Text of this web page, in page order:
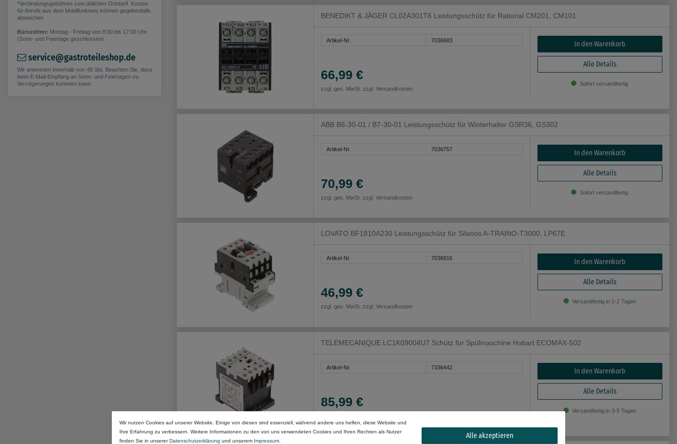
*Verbindungsgebühren zum üblichen Ortstarif. Kosten
für Anrufe aus dem Mobilfunknetz können gegebenfalls.
abweichen.
Bürozeiten: Montag - Freitag von 8:00 bis 17:00 Uhr
(Sonn- und Feiertage geschlossen)
service@gastroteileshop.de
Wir antworten innerhalb von 48 Std. Beachten Sie, dass
beim E-Mail-Empfang an Sonn- und Feiertagen zu
Verzögerungen kommen kann.
BENEDIKT & JÄGER CL02A301T6 Leistungsschütz für Rational CM201, CM101
Artikel-Nr. 7036683
66,99 €
zzgl. ges. MwSt. zzgl. Versandkosten
In den Warenkorb
Alle Details
Sofort versandfertig
ABB B6-30-01 / B7-30-01 Leistungsschütz für Winterhalter GSR36, GS302
Artikel-Nr. 7036757
70,99 €
zzgl. ges. MwSt. zzgl. Versandkosten
In den Warenkorb
Alle Details
Sofort versandfertig
LOVATO BF1810A230 Leistungsschütz für Silanos A-TRAINO-T3000, LP67E
Artikel-Nr. 7036816
46,99 €
zzgl. ges. MwSt. zzgl. Versandkosten
In den Warenkorb
Alle Details
Versandfertig in 1-2 Tagen
TELEMECANIQUE LC1K09004U7 Schütz für Spülmaschine Hobart ECOMAX-502
Artikel-Nr. 7336442
85,99 €
In den Warenkorb
Alle Details
Versandfertig in 3-5 Tagen
Wir nutzen Cookies auf unserer Website. Einige von diesen sind essenziell, während andere uns helfen, diese Website und
Ihre Erfahrung zu verbessern. Weitere Informationen zu den von uns verwendeten Cookies und Ihren Rechten als Nutzer
finden Sie in unsererDaten­schutz­erklärung und unserem Impressum
Alle akzeptieren